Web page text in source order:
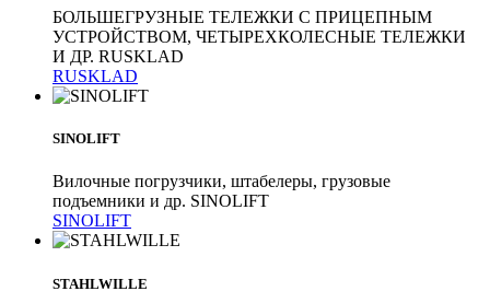
БОЛЬШЕГРУЗНЫЕ ТЕЛЕЖКИ С ПРИЦЕПНЫМ
УСТРОЙСТВОМ, ЧЕТЫРЕХКОЛЕСНЫЕ ТЕЛЕЖКИ
И ДР. RUSKLAD
RUSKLAD
SINOLIFT
Вилочные погрузчики, штабелеры, грузовые
подъемники и др. SINOLIFT
SINOLIFT
STAHLWILLE